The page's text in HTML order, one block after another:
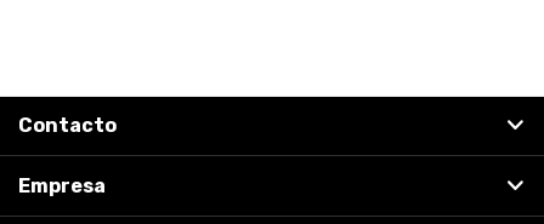
Contacto
Empresa